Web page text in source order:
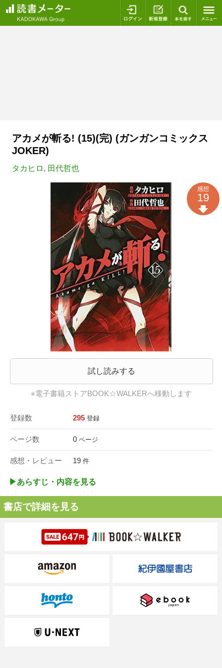
ログイン 新規登録
アカメが斬る! (15)(完) (ガンガンコミックス
JOKER)
タカヒロ , 田代哲也
試し読みする
※電子書籍ストアBOOK☆WALKERへ移動します
登録数 295 登録
ページ数 0 ページ
感想・レビュー 19 件
感想
19
▶︎あらすじ・内容を見る
書店で詳細を見る